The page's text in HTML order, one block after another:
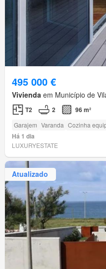
495 000 €
Vivienda em Município de
T2 2 96 m²
Garajem Varanda Cozinha
Há 1 dia
LUXURYESTATE
Atualizado